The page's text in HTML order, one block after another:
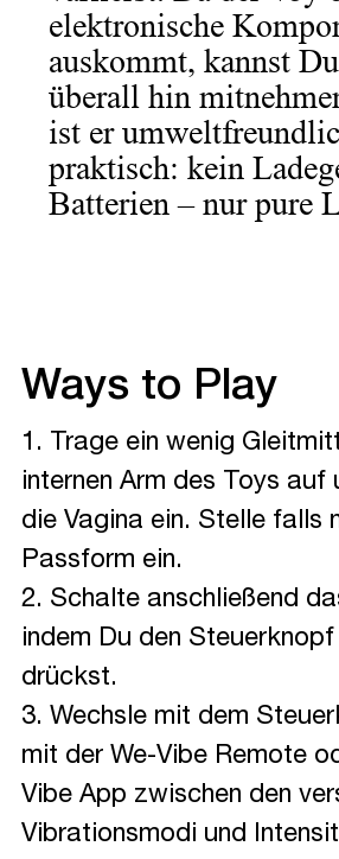
elektronische
auskommt, kannst
überall hin
ist er
praktisch: kein
Batterien – nur pure
Ways to Play
1. Trage ein wenig
internen Arm des Toys auf
die Vagina ein. Stelle falls
Passform ein.
2. Schalte anschließend
indem Du den
drückst.
3. Wechsle mit dem
mit der We-Vibe Remote
Vibe App zwischen den
Vibrationsmodi und